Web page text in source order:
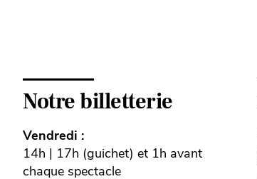
Notre billetterie
Vendredi :
14h | 17h (guichet) et 1h avant
chaque spectacle